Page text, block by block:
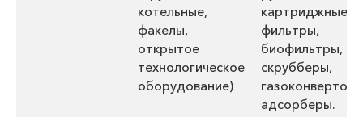
котельные,
факелы,
открытое
технологическое
оборудование)
картриджные
фильтры,
биофильтры,
скрубберы,
адсорберы.